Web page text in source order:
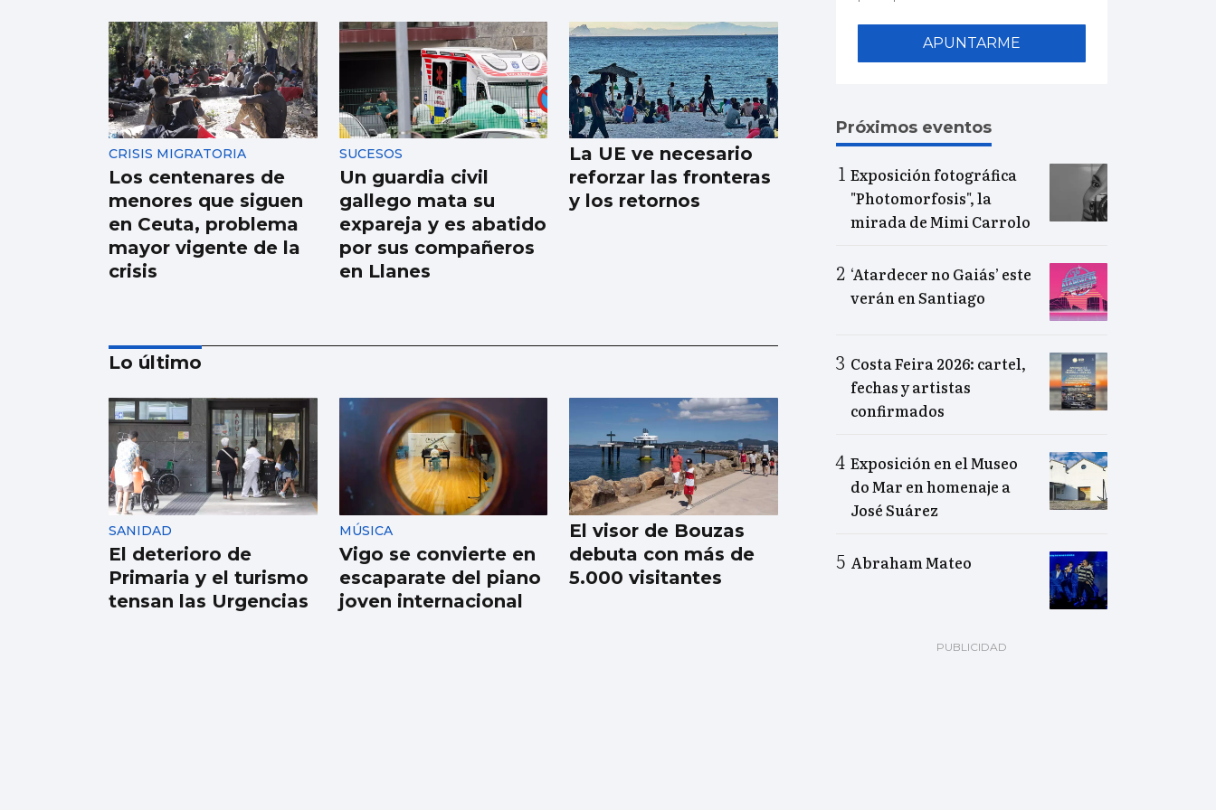
CRISIS MIGRATORIA
Los centenares de
menores que siguen
en Ceuta, problema
mayor vigente de la
crisis
SUCESOS
Un guardia civil
gallego mata su
expareja y es abatido
por sus compañeros
en Llanes
La UE ve necesario
reforzar las fronteras
y los retornos
AVALANCHA EN LA FRONTERA
Marlaska insiste: “No
hubo ni informe ni
aviso del CNI”
Lo último
SANIDAD
El deterioro de
Primaria y el turismo
tensan las Urgencias
MÚSICA
Vigo se convierte en
escaparate del piano
joven internacional
El visor de Bouzas
debuta con más de
5.000 visitantes
APUNTARME
Próximos eventos
Exposición fotográfica
"Photomorfosis", la
mirada de Mimi Carrolo
‘Atardecer no Gaiás’ este
verán en Santiago
Costa Feira 2026: cartel,
fechas y artistas
confirmados
Exposición en el Museo
do Mar en homenaje a
José Suárez
Abraham Mateo